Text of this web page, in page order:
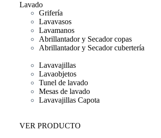
Lavado
Grifería
Lavavasos
Lavamanos
Abrillantador y Secador copas
Abrillantador y Secador cubertería
Lavavajillas
Lavaobjetos
Tunel de lavado
Mesas de lavado
Lavavajillas Capota
VER PRODUCTO